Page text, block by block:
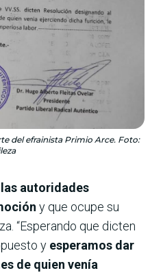
del efrainista Primio Arce. Foto:
las autoridades
y que ocupe su
“Esperando que dicten
y esperamos dar
de quien venía